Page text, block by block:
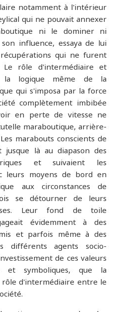
notamment à l'intérieur
qui ne pouvait annexer
ni le dominer ni
influence, essaya de lui
qui ne furent
Le rôle d'intermédiaire et
la logique même de la
qui s'imposa par la force
complètement imbibée
en perte de vitesse ne
maraboutique, arrière-
marabouts conscients de
là au diapason des
et suivaient les
leurs moyens de bord en
aux circonstances de
se détourner de leurs
Leur fond de toile
évidemment à des
et parfois même à des
différents agents socio-
de ces valeurs
et symboliques, que la
rôle d'intermédiaire entre le